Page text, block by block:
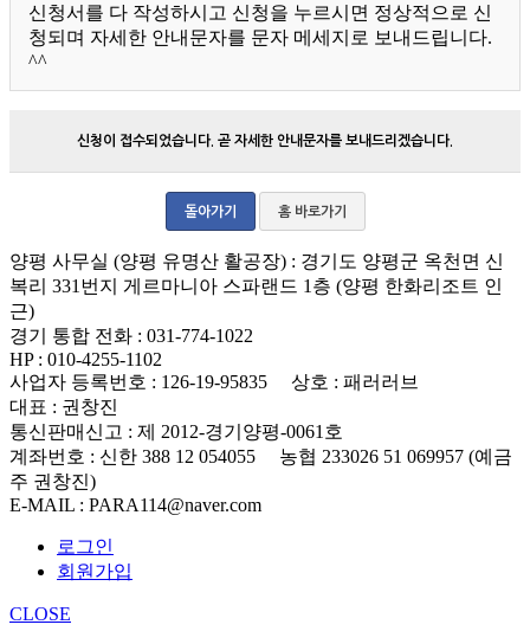
신청서를 다 작성하시고 신청을 누르시면 정상적으로 신
청되며 자세한 안내문자를 문자 메세지로 보내드립니다.
^^
신청이 접수되었습니다. 곧 자세한 안내문자를 보내드리겠습니다.
돌아가기 홈 바로가기
양평 사무실 (양평 유명산 활공장) : 경기도 양평군 옥천면 신
복리 331번지 게르마니아 스파랜드 1층 (양평 한화리조트 인
근)
경기 통합 전화 : 031-774-1022
HP: 010-4255-1102
사업자 등록번호 : 126-19-95835 상호 : 패러러브
대표 : 권창진
통신판매신고 : 제 2012-경기양평-0061호
계좌번호 : 신한 388 12 054055 농협 233026 51 069957 (예금
주 권창진)
E-MAIL : PARA114@naver.com
로그인
회원가입
CLOSE